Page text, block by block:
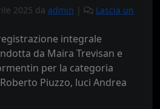
2025 da admin |
Lascia un
integrale
da Maira Trevisan e
per la categoria
Piuzzo, luci Andrea